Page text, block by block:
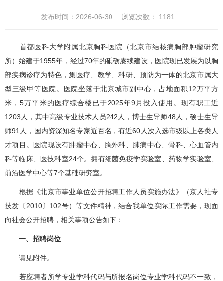
发布时间：2026-06-30 浏览次数： 1181
首都医科大学附属北京胸科医院（北京市结核病胸部肿瘤研究
所）始建于1955年，经过70年的砥砺赓续建设，医院现已发展为以胸
部疾病诊疗为特色，集医疗、教学、科研、预防为一体的北京市属大
型三级甲等医院。医院坐落于北京城市副中心，占地面积12万平方
米，5万平米的医疗综合楼已于2025年9月投入使用。现有职工近
1203人，其中高级专业技术人员242人，博士生导师48人，硕士生导
师91人，国内资深知名专家近百名，有近60人次入选市级以上各类人
才项目。医院现设有肿瘤中心 胸外科 、肺病中心、骨科、心血管内
科等临床、 医技科室24个。拥有细菌免疫学实验室、药物学实验室、
前沿医学中心等7个基础研究室。
根据《北京市事业单位公开招聘工作人员实施办法》（京人社专
技发〔2010〕102号）等文件精神，结合我单位实际工作需要，现面
向社会公开招聘，相关事项公告如下：
一、招聘岗位
请见附件。
若应聘者所学专业学科代码与所报名岗位专业学科代码不一致，